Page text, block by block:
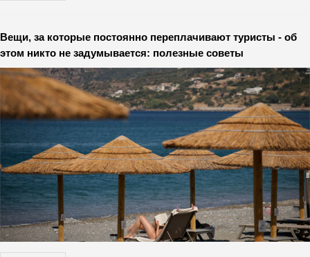
Вещи, за которые постоянно переплачивают туристы - об
этом никто не задумывается: полезные советы